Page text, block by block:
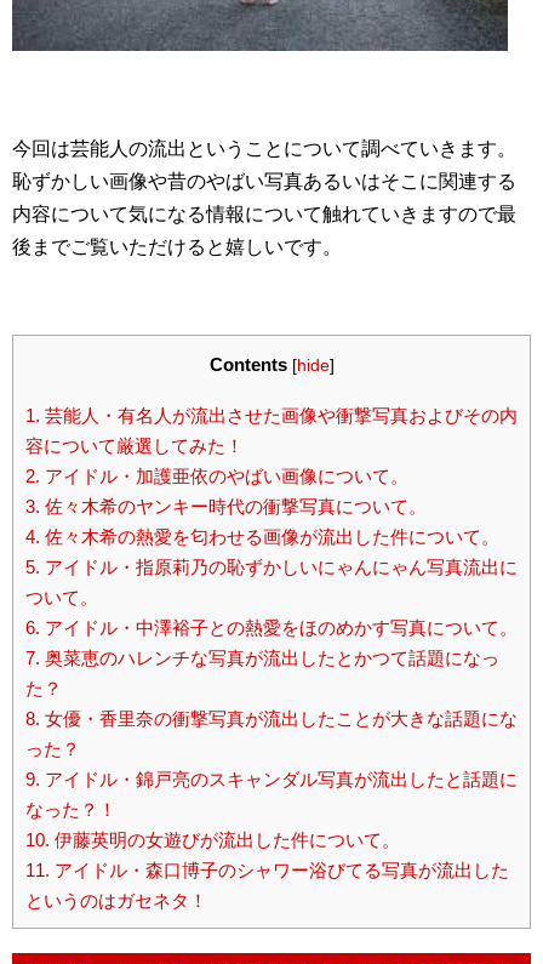
今回は芸能人の流出ということについて調べていきます。
恥ずかしい画像や昔のやばい写真あるいはそこに関連する
内容について気になる情報について触れていきますので最
後までご覧いただけると嬉しいです。
Contents [hide]
1. 芸能人・有名人が流出させた画像や衝撃写真およびその内
容について厳選してみた！
2. アイドル・加護亜依のやばい画像について。
3. 佐々木希のヤンキー時代の衝撃写真について。
4. 佐々木希の熱愛を匂わせる画像が流出した件について。
5. アイドル・指原莉乃の恥ずかしいにゃんにゃん写真流出に
ついて。
6. アイドル・中澤裕子との熱愛をほのめかす写真について。
7. 奥菜恵のハレンチな写真が流出したとかつて話題になっ
た？
8. 女優・香里奈の衝撃写真が流出したことが大きな話題にな
った？
9. アイドル・錦戸亮のスキャンダル写真が流出したと話題に
なった？！
10. 伊藤英明の女遊びが流出した件について。
11. アイドル・森口博子のシャワー浴びてる写真が流出した
というのはガセネタ！